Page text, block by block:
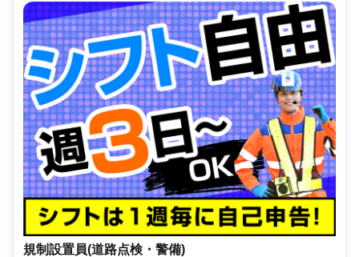
規制設置員(道路点検・警備)